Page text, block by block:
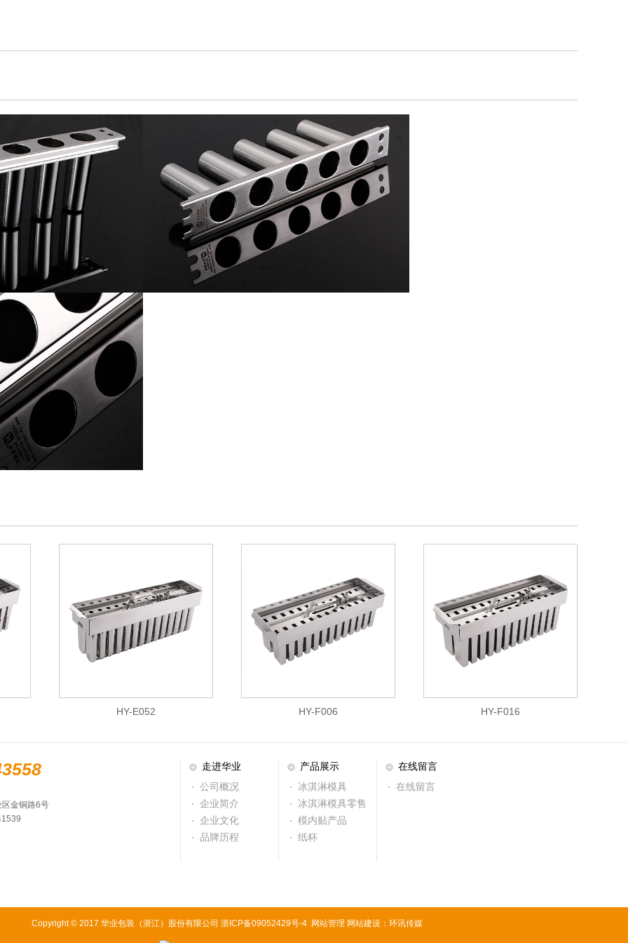
HY-E052 HY-F006 HY-F016
金铜路6号
走进华业
公司概况
企业简介
企业文化
品牌历程
产品展示
冰淇淋模具
冰淇淋模具零售
模内贴产品
纸杯
在线留言
在线留言
Copyright © 2017 华业包装（浙江）股份有限公司 浙ICP备09052429号-4 网站管理 网站建设：环讯传媒